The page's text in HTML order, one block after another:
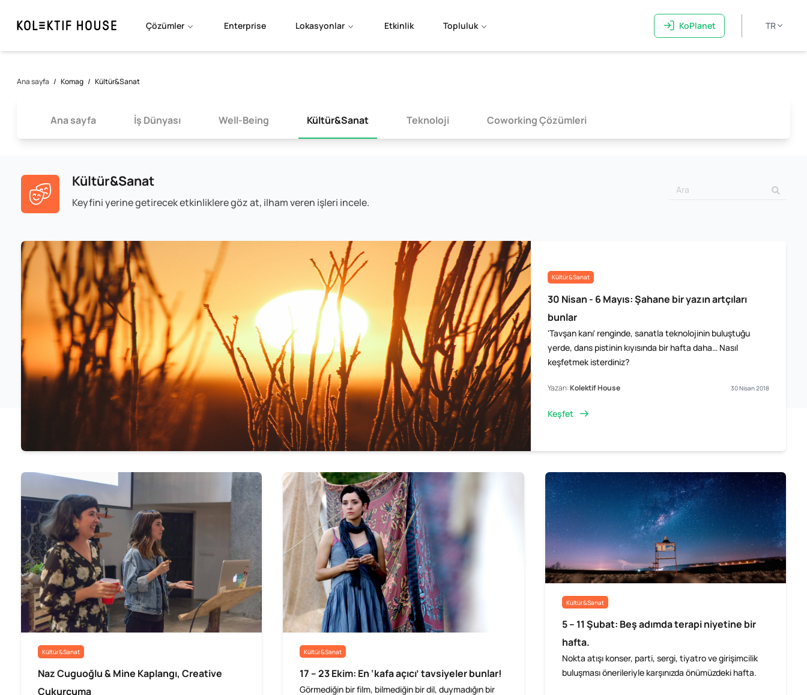
Çözümler Enterprise Lokasyonlar Etkinlik Topluluk KoPlanet TR
Ana sayfa / Komag / Kültür&Sanat
Ana sayfa İş Dünyası Well-Being Kültür&Sanat Teknoloji Coworking Çözümleri
Kültür&Sanat
Keyfini yerine getirecek etkinliklere göz at, ilham veren işleri incele.
Kültür&Sanat
30 Nisan - 6 Mayıs: Şahane bir yazın artçıları
bunlar
'Tavşan kanı' renginde, sanatla teknolojinin buluştuğu
yerde, dans pistinin kıyısında bir hafta daha… Nasıl
keşfetmek isterdiniz?
Yazan:Kolektif House 30 Nisan 2018
Keşfet
Kültür&Sanat
Naz Cuguoğlu & Mine Kaplangı, Creative
Çukurcuma
Kültür&Sanat
17 – 23 Ekim: En ‘kafa açıcı’ tavsiyeler bunlar!
Görmediğin bir film, bilmediğin bir dil, duymadığın bir
Kültür&Sanat
5 – 11 Şubat: Beş adımda terapi niyetine bir
hafta.
Nokta atışı konser, parti, sergi, tiyatro ve girişimcilik
buluşması önerileriyle karşınızda önümüzdeki hafta.